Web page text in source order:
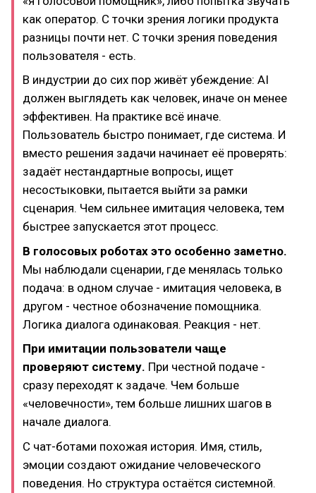
как оператор. С точки зрения логики продукта
разницы почти нет. С точки зрения поведения
пользователя - есть.
В индустрии до сих пор живёт убеждение: AI
должен выглядеть как человек, иначе он менее
эффективен. На практике всё иначе.
Пользователь быстро понимает, где система. И
вместо решения задачи начинает её проверять:
задаёт нестандартные вопросы, ищет
несостыковки, пытается выйти за рамки
сценария. Чем сильнее имитация человека, тем
быстрее запускается этот процесс.
В голосовых роботах это особенно заметно.
Мы наблюдали сценарии, где менялась только
подача: в одном случае - имитация человека, в
другом - честное обозначение помощника.
Логика диалога одинаковая. Реакция - нет.
При имитации пользователи чаще
проверяют систему. При честной подаче -
сразу переходят к задаче. Чем больше
«человечности», тем больше лишних шагов в
начале диалога.
С чат-ботами похожая история. Имя, стиль,
эмоции создают ожидание человеческого
поведения. Но структура остаётся системной.